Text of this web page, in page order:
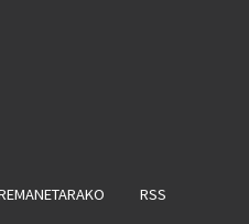
RSS